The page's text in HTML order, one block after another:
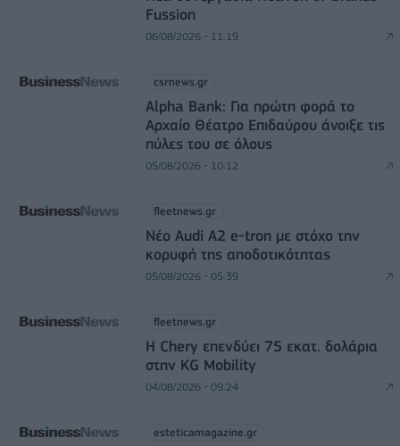
Fussion
06/08/2026 - 11:19
csrnews.gr
Alpha Bank: Για πρώτη φορά το
Αρχαίο Θέατρο Επιδαύρου άνοιξε τις
πύλες του σε όλους
05/08/2026 - 10:12
fleetnews.gr
Νέο Audi A2 e-tron με στόχο την
κορυφή της αποδοτικότητας
05/08/2026 - 05:39
fleetnews.gr
Η Chery επενδύει 75 εκατ. δολάρια
στην KG Mobility
04/08/2026 - 09:24
esteticamagazine.gr